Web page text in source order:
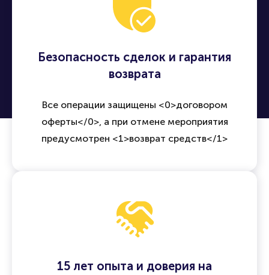
Безопасность сделок и гарантия
возврата
Все операции защищены <0>договором
оферты</0>, а при отмене мероприятия
предусмотрен <1>возврат средств</1>
15 лет опыта и доверия на